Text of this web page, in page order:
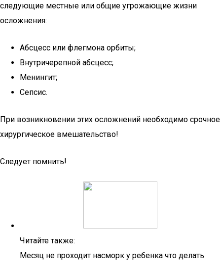
следующие местные или общие угрожающие жизни
осложнения:
Абсцесс или флегмона орбиты;
Внутричерепной абсцесс;
Менингит;
Сепсис.
При возникновении этих осложнений необходимо срочное
хирургическое вмешательство!
Следует помнить!
Читайте также:
Месяц не проходит насморк у ребенка что делать